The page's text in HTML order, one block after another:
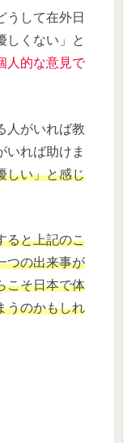
うして在外日
しくない」と
人的な意見で
人がいれば教
いれば助けま
しい」と感じ
ると上記のこ
つの出来事が
こそ日本で体
うのかもしれ